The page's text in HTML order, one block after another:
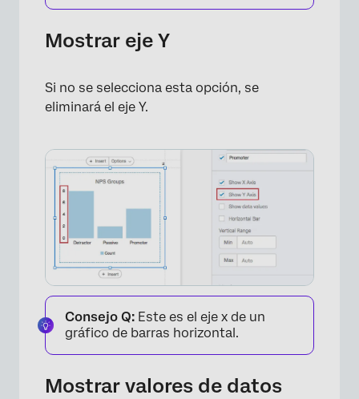
Mostrar eje Y
Si no se selecciona esta opción, se
eliminará el eje Y.
Consejo Q: Este es el eje x de un
gráfico de barras horizontal.
Mostrar valores de datos